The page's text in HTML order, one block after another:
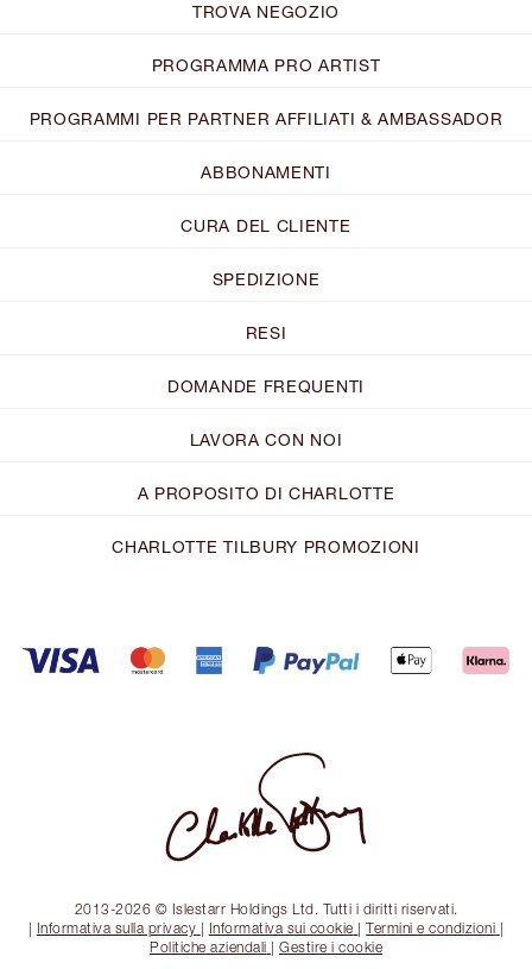
TROVA NEGOZIO
PROGRAMMA PRO ARTIST
PROGRAMMI PER PARTNER AFFILIATI & AMBASSADOR
ABBONAMENTI
CURA DEL CLIENTE
SPEDIZIONE
RESI
DOMANDE FREQUENTI
LAVORA CON NOI
A PROPOSITO DI CHARLOTTE
CHARLOTTE TILBURY PROMOZIONI
2013-2026 © Islestarr Holdings Ltd. Tutti i diritti riservati.
| Informativa sulla privacy | Informativa sui cookie |Termini e condizioni |
Politiche aziendali | Gestire i cookie